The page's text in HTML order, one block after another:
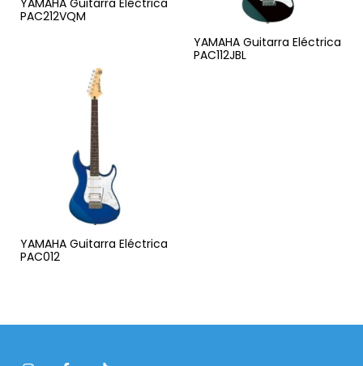
YAMAHA Guitarra Eléctrica
PAC212VQM
YAMAHA Guitarra Eléctrica
PAC112JBL
YAMAHA Guitarra Eléctrica
PAC012